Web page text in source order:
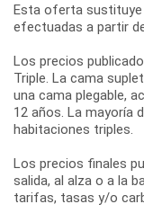
Esta oferta sustituye
efectuadas a partir
Los precios
Triple. La cama
una cama plegable,
12 años. La mayoría
habitaciones triples.
Los precios finales
salida, al alza o a la
tarifas, tasas y/o